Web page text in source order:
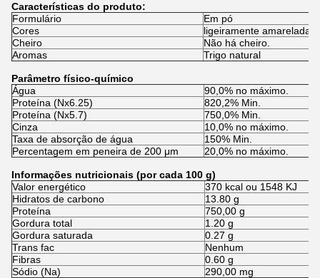
Características do produto:
Formulário
Em pó
Cores
ligeiramente amarelada
Cheiro
Não há cheiro.
Aromas
Trigo natural
Parâmetro físico-químico
Água
90,0% no máximo.
Proteína (Nx6.25)
820,2% Min.
Proteína (Nx5.7)
750,0% Min.
Cinza
10,0% no máximo.
Taxa de absorção de água
150% Min.
Percentagem em peneira de 200 μm
20,0% no máximo.
Informações nutricionais (por cada 100 g)
Valor energético
370 kcal ou 1548 KJ
Hidratos de carbono
13.80 g
Proteína
750,00 g
Gordura total
1.20 g
Gordura saturada
0.27 g
Trans fac
Nenhum
Fibras
0.60 g
Sódio (Na)
290,00 mg